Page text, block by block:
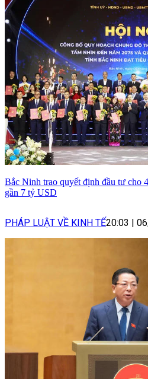
Bắc Ninh trao quyết định đầu tư cho
gần 7 tỷ USD
PHÁP LUẬT VỀ KINH TẾ20:03 |